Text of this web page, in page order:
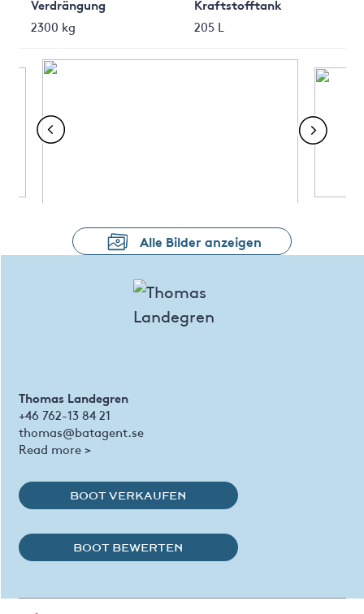
Verdrängung
2300 kg
Kraftstofftank
205 L
Alle Bilder anzeigen
Thomas Landegren
+46 762-13 84 21
thomas@batagent.se
Read more >
BOOT VERKAUFEN
BOOT BEWERTEN